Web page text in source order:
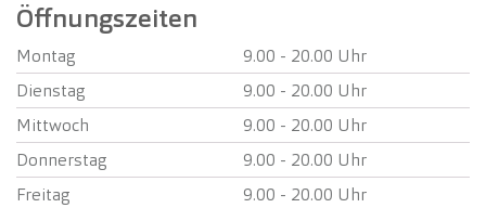
Öffnungszeiten
Montag
9.00 - 20.00 Uhr
Dienstag
9.00 - 20.00 Uhr
Mittwoch
9.00 - 20.00 Uhr
Donnerstag
9.00 - 20.00 Uhr
Freitag
9.00 - 20.00 Uhr